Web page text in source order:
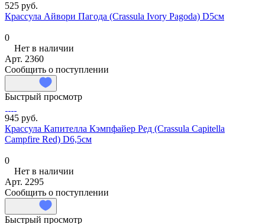
525 руб.
Крассула Айвори Пагода (Crassula Ivory Pagoda) D5см
0
Нет в наличии
Арт. 2360
Сообщить о поступлении
Быстрый просмотр
945 руб.
Крассула Капителла Кэмпфайер Ред (Crassula Capitella
Campfire Red) D6,5см
0
Нет в наличии
Арт. 2295
Сообщить о поступлении
Быстрый просмотр